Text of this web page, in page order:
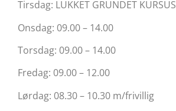
Tirsdag: LUKKET GRUNDET KURSUS
Onsdag: 09.00 – 14.00
Torsdag: 09.00 – 14.00
Fredag: 09.00 – 12.00
Lørdag: 08.30 – 10.30 m/frivillig